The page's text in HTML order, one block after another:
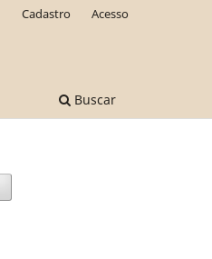
Buscar
Cadastro Acesso